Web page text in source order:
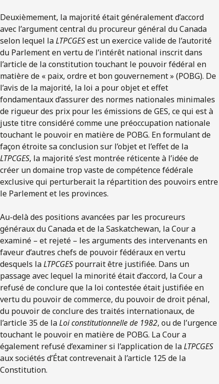
Deuxièmement, la majorité était généralement d’accord
avec l’argument central du procureur général du Canada
selon lequel laLTPCGESest un exercice valide de l’autorité
du Parlement en vertu de l’intérêt national inscrit dans
l’article de la constitution touchant le pouvoir fédéral en
matière de « paix, ordre et bon gouvernement » (POBG). De
l’avis de la majorité, la loi a pour objet et effet
fondamentaux d’assurer des normes nationales minimales
de rigueur des prix pour les émissions de GES, ce qui est à
juste titre considéré comme une préoccupation nationale
touchant le pouvoir en matière de POBG. En formulant de
façon étroite sa conclusion sur l’objet et l’effet de la
LTPCGES, la majorité s’est montrée réticente à l’idée de
créer un domaine trop vaste de compétence fédérale
exclusive qui perturberait la répartition des pouvoirs entre
le Parlement et les provinces.
Au-delà des positions avancées par les procureurs
généraux du Canada et de la Saskatchewan, la Cour a
examiné – et rejeté – les arguments des intervenants en
faveur d’autres chefs de pouvoir fédéraux en vertu
desquels laLTPCGES pourrait être justifiée. Dans un
passage avec lequel la minorité était d’accord, la Cour a
refusé de conclure que la loi contestée était justifiée en
vertu du pouvoir de commerce, du pouvoir de droit pénal,
du pouvoir de conclure des traités internationaux, de
l’article 35 de laLoi constitutionnelle de 1982, ou de l’urgence
touchant le pouvoir en matière de POBG. La Cour a
également refusé d’examiner si l’application de laLTPCGES
aux sociétés d’État contrevenait à l’article 125 de la
Constitution.